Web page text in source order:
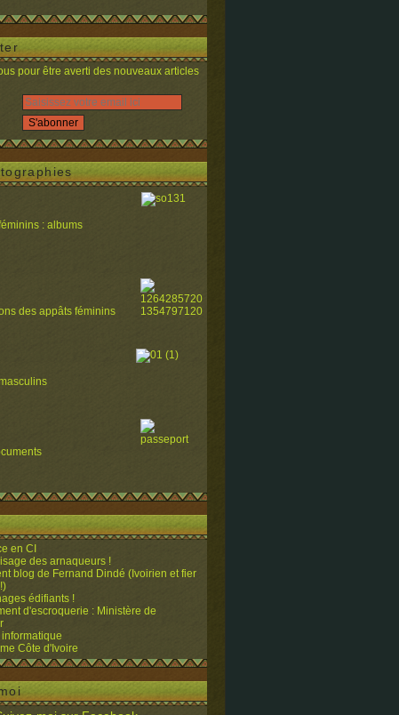
pour être averti des nouveaux articles
: albums
des appâts féminins
en CI
des arnaqueurs !
blog de Fernand Dindé (Ivoirien et fier
édifiants !
d'escroquerie : Ministère de
Côte d'Ivoire